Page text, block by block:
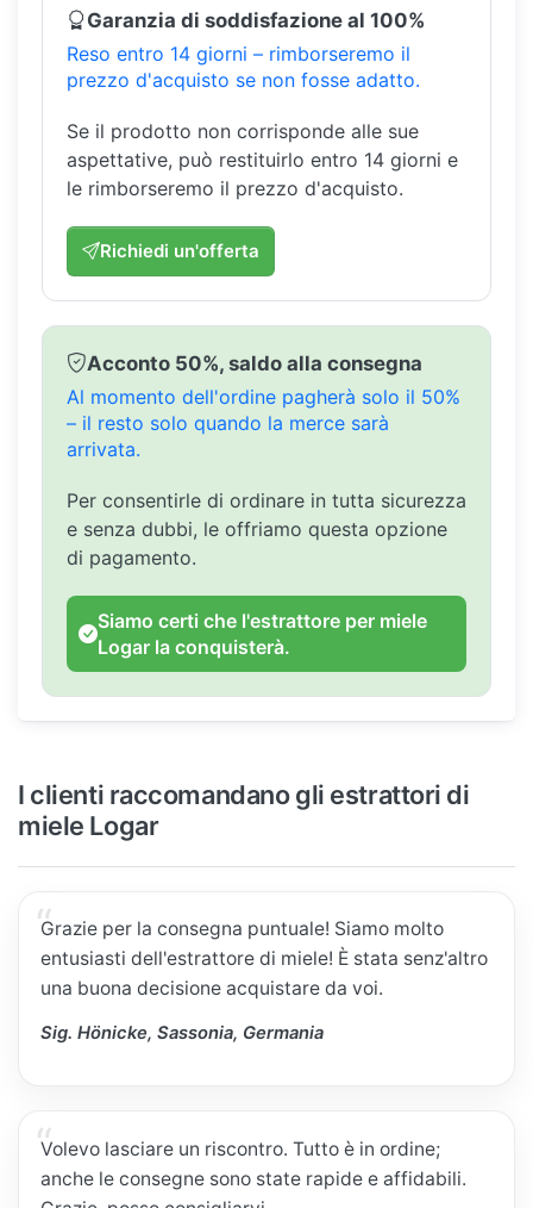
Garanzia di soddisfazione al 100%
Reso entro 14 giorni – rimborseremo il
prezzo d'acquisto se non fosse adatto.
Se il prodotto non corrisponde alle sue
aspettative, può restituirlo entro 14 giorni e
le rimborseremo il prezzo d'acquisto.
Richiedi un'offerta
Acconto 50%, saldo alla consegna
Al momento dell'ordine pagherà solo il 50%
– il resto solo quando la merce sarà
arrivata.
Per consentirle di ordinare in tutta sicurezza
e senza dubbi, le offriamo questa opzione
di pagamento.
Siamo certi che l'estrattore per miele
Logar la conquisterà.
I clienti raccomandano gli estrattori di
miele Logar
Grazie per la consegna puntuale! Siamo molto
entusiasti dell'estrattore di miele! È stata senz'altro
una buona decisione acquistare da voi.
Sig. Hönicke, Sassonia, Germania
Volevo lasciare un riscontro. Tutto è in ordine;
anche le consegne sono state rapide e affidabili.